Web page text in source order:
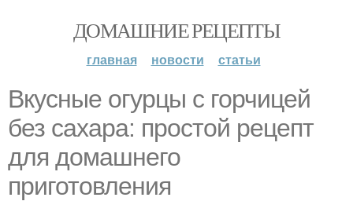
ДОМАШНИЕ РЕЦЕПТЫ
главная новости статьи
Вкусные огурцы с горчицей
без сахара: простой рецепт
для домашнего
приготовления